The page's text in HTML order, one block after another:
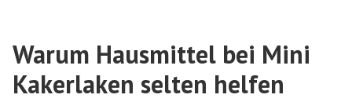
Warum Hausmittel bei Mini
Kakerlaken selten helfen